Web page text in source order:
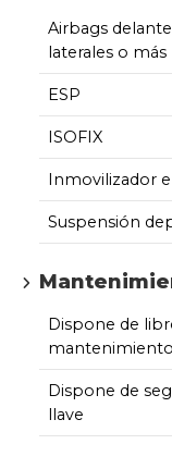
Airbags
laterales o más
ESP
ISOFIX
Inmovilizador
Suspensión
Dispone de
mantenimiento
Dispone de
llave